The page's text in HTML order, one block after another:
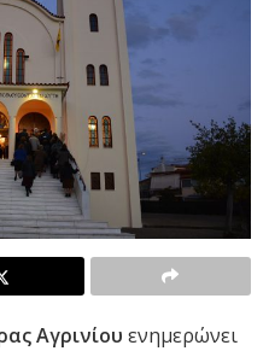
Αγρινίου ενημερώνει